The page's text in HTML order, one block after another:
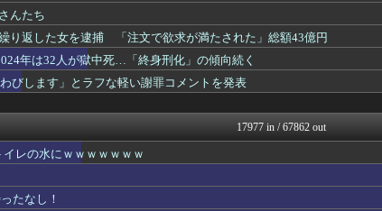
...
痛いニュース(ﾉ∀`)
カンダタ速報
なんじぇいスタジアム＠なん...
ｗｗｗｗｗ
オレ的ゲーム速報＠刃
てしまう
アルファルファモザイク＠ネ...
会した。このモヤモヤ感...
オーバージョイド！
フロムOverSS
にネット総ツッコミ
になるプレイヤーが続出
市を打倒するぞー！」
日本第一！ニュース録
んたち
り返した女を逮捕 「注文で欲求が満たされた」総額43億円
年は32人が獄中死…「終身刑化」の傾向続く
びします」とラフな軽い謝罪コメントを発表
17977 in / 67862 out
レの水にｗｗｗｗｗｗｗ
たなし！